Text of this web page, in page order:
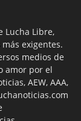
Lucha Libre,
exigentes.
medios de
amor por el
AEW, AAA,